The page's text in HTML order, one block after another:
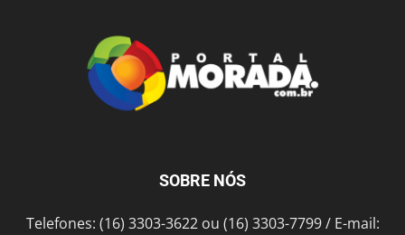
SOBRE NÓS
Telefones: (16) 3303-3622 ou (16) 3303-7799 / E-mail: